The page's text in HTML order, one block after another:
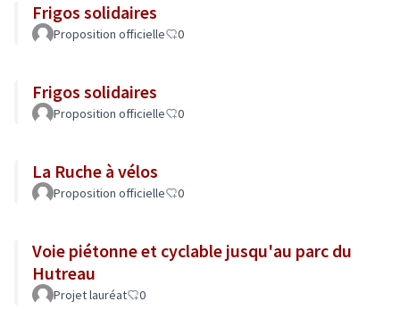
Frigos solidaires
Proposition officielle 0
Frigos solidaires
Proposition officielle 0
La Ruche à vélos
Proposition officielle 0
Voie piétonne et cyclable jusqu'au parc du
Hutreau
Projet lauréat 0